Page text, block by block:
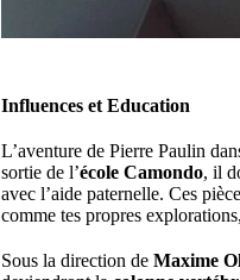
Influences et Education
L’aventure de Pierre Paulin
sortie de l’école Camondo, il
avec l’aide paternelle. Ces
comme tes propres
Sous la direction de Maxime